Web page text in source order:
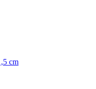
cm